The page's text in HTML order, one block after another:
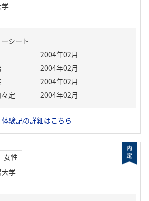
シート
2004年02月
2004年02月
2004年02月
定
2004年02月
体験記の詳細はこちら
女性
学